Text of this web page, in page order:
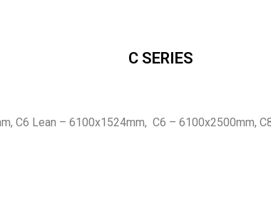
C SERIES
C6 Lean – 6100x1524mm, C6 –